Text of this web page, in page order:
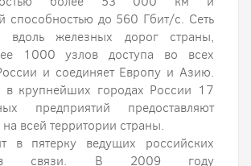
способностью до 560 Гбит/с. Сеть
вдоль железных дорог страны,
1000 узлов доступа во всех
и соединяет Европу и Азию.
в крупнейших городах России 17
предприятий предоставляют
всей территории страны.
в пятерку ведущих российских
связи. В 2009 году